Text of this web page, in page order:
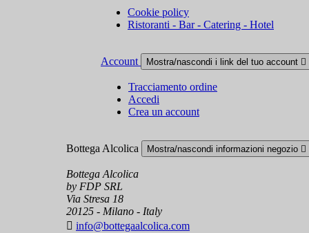
Cookie policy
Ristoranti - Bar - Catering - Hotel
Account Mostra/nascondi i link del tuo account 
Tracciamento ordine
Accedi
Crea un account
Bottega Alcolica Mostra/nascondi informazioni negozio 
Bottega Alcolica
by FDP SRL
Via Stresa 18
20125 - Milano - Italy
 info@bottegaalcolica.com